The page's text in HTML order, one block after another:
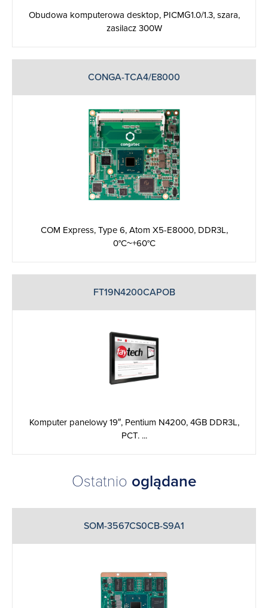
Obudowa komputerowa desktop, PICMG1.0/1.3, szara,
zasilacz 300W
CONGA-TCA4/E8000
COM Express, Type 6, Atom X5-E8000, DDR3L,
0°C~+60°C
FT19N4200CAPOB
Komputer panelowy 19″, Pentium N4200, 4GB DDR3L,
PCT. ...
Ostatnio oglądane
SOM-3567CS0CB-S9A1